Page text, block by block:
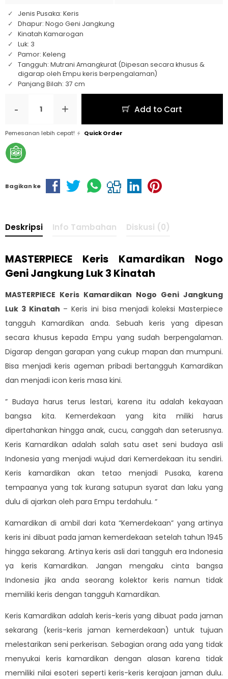
Jenis Pusaka: Keris
Dhapur: Nogo Geni Jangkung
Kinatah Kamarogan
Luk: 3
Pamor: Keleng
Tangguh: Mutrani Amangkurat (Dipesan secara khusus &
digarap oleh Empu keris berpengalaman)
Panjang Bilah: 37 cm
- + Add to Cart
Pemesanan lebih cepat! Quick Order
Bagikan ke
Deskripsi Info Tambahan Diskusi (0)
MASTERPIECE Keris Kamardikan Nogo
Geni Jangkung Luk 3 Kinatah
MASTERPIECE Keris Kamardikan Nogo Geni Jangkung
Luk 3 Kinatah – Keris ini bisa menjadi koleksi Masterpiece
tangguh Kamardikan anda. Sebuah keris yang dipesan
secara khusus kepada Empu yang sudah berpengalaman.
Digarap dengan garapan yang cukup mapan dan mumpuni.
Bisa menjadi keris ageman pribadi bertangguh Kamardikan
dan menjadi icon keris masa kini.
” Budaya harus terus lestari, karena itu adalah kekayaan
bangsa kita. Kemerdekaan yang kita miliki harus
dipertahankan hingga anak, cucu, canggah dan seterusnya.
Keris Kamardikan adalah salah satu aset seni budaya asli
Indonesia yang menjadi wujud dari Kemerdekaan itu sendiri.
Keris kamardikan akan tetao menjadi Pusaka, karena
tempaanya yang tak kurang satupun syarat dan laku yang
dulu di ajarkan oleh para Empu terdahulu. “
Kamardikan di ambil dari kata “Kemerdekaan” yang artinya
keris ini dibuat pada jaman kemerdekaan setelah tahun 1945
hingga sekarang. Artinya keris asli dari tangguh era Indonesia
ya keris Kamardikan. Jangan mengaku cinta bangsa
Indonesia jika anda seorang kolektor keris namun tidak
memiliki keris dengan tangguh Kamardikan.
Keris Kamardikan adalah keris-keris yang dibuat pada jaman
sekarang (keris-keris jaman kemerdekaan) untuk tujuan
melestarikan seni perkerisan. Sebagian orang ada yang tidak
menyukai keris kamardikan dengan alasan karena tidak
memiliki nilai esoteri seperti keris-keris kerajaan jaman dulu.